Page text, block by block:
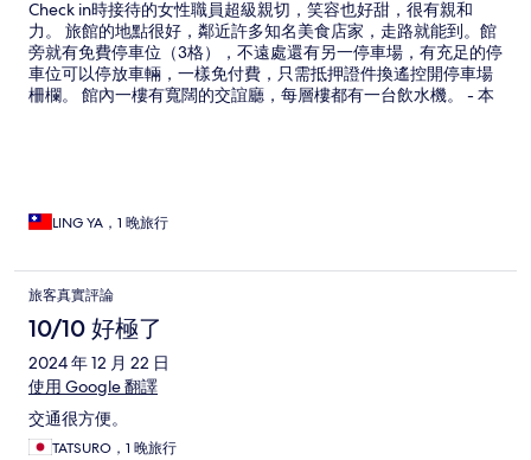
Check in時接待的女性職員超級親切，笑容也好甜，很有親和
力。 旅館的地點很好，鄰近許多知名美食店家，走路就能到。館
旁就有免費停車位（3格），不遠處還有另一停車場，有充足的停
車位可以停放車輛，一樣免付費，只需抵押證件換遙控開停車場
柵欄。 館內一樓有寬闊的交誼廳，每層樓都有一台飲水機。 - 本
子腳踏車喔！ 是會想回住的旅館。下次來可以借車騎去森林公園
LING YA，1 晚旅行
旅客真實評論
10/10 好極了
2024 年 12 月 22 日
使用 Google 翻譯
交通很方便。
TATSURO，1 晚旅行